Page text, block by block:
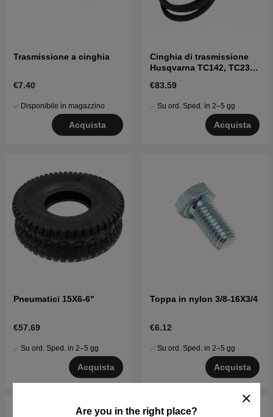
Are you in the right place?
Trasmissione a cinghia
€7.40
Disponibile in magazzino
Acquista
Cinghia di trasmissione
Husqvarna TC142, TC238,
€83.59
Su ord. Sped. in 2–5 gg
Acquista
Pneumatici 15X6-6"
€57.69
Su ord. Sped. in 2–5 gg
Acquista
Toppa in nylon 3/8-16X3/4
€6.12
Su ord. Sped. in 2–5 gg
Acquista